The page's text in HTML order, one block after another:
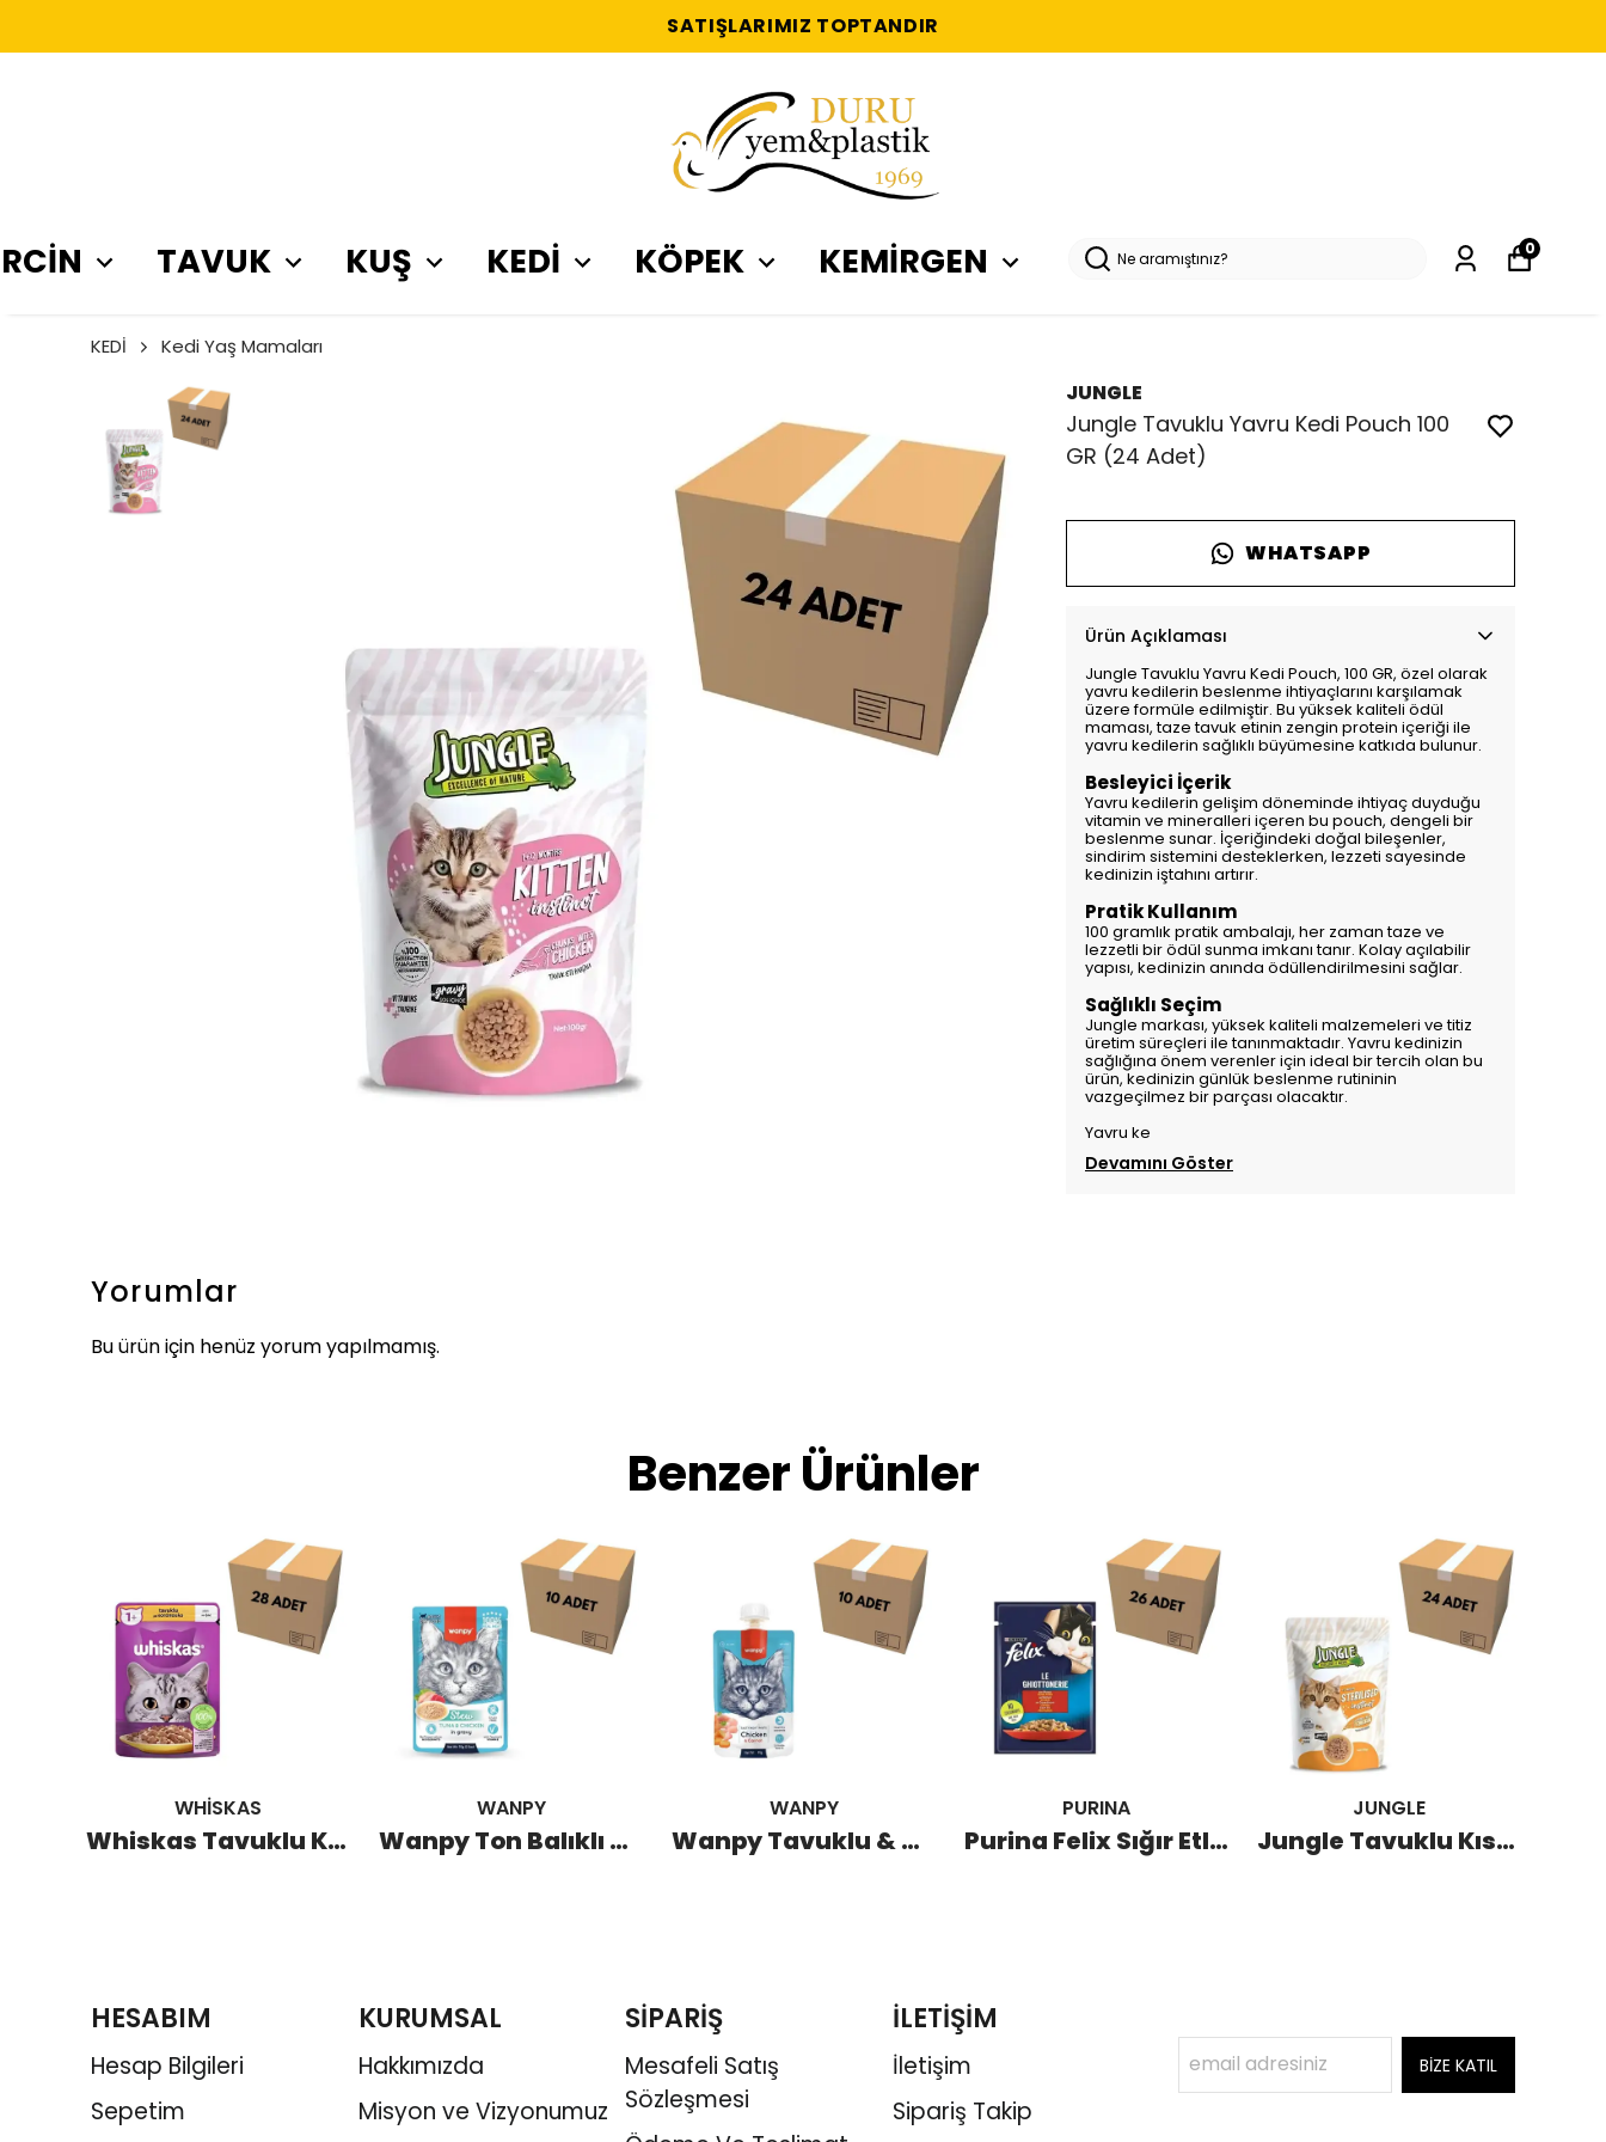
SATIŞLARIMIZ TOPTANDIR
TAVUK KUŞ KEDİ KÖPEK KEMİRGEN 0
KEDİ Kedi Yaş Mamaları
JUNGLE
Jungle Tavuklu Yavru Kedi Pouch 100
GR (24 Adet)
WHATSAPP
Ürün Açıklaması
Jungle Tavuklu Yavru Kedi Pouch, 100 GR, özel olarak
yavru kedilerin beslenme ihtiyaçlarını karşılamak
üzere formüle edilmiştir. Bu yüksek kaliteli ödül
maması, taze tavuk etinin zengin protein içeriği ile
yavru kedilerin sağlıklı büyümesine katkıda bulunur.
Besleyici İçerik
Yavru kedilerin gelişim döneminde ihtiyaç duyduğu
vitamin ve mineralleri içeren bu pouch, dengeli bir
beslenme sunar. İçeriğindeki doğal bileşenler,
sindirim sistemini desteklerken, lezzeti sayesinde
kedinizin iştahını artırır.
Pratik Kullanım
100 gramlık pratik ambalajı, her zaman taze ve
lezzetli bir ödül sunma imkanı tanır. Kolay açılabilir
yapısı, kedinizin anında ödüllendirilmesini sağlar.
Sağlıklı Seçim
Jungle markası, yüksek kaliteli malzemeleri ve titiz
üretim süreçleri ile tanınmaktadır. Yavru kedinizin
sağlığına önem verenler için ideal bir tercih olan bu
ürün, kedinizin günlük beslenme rutininin
vazgeçilmez bir parçası olacaktır.
Yavru ke
Devamını Göster
Yorumlar
Bu ürün için henüz yorum yapılmamış.
Benzer Ürünler
WHİSKAS
Whiskas Tavuklu Kedi Pouch 85 GR (28 Adet)
WANPY
Wanpy Ton Balıklı & Tavuklu Kedi Pouch 70 GR (10 Adet)
WANPY
Wanpy Tavuklu & Havuçlu Kedi Et Ezmesi 90 GR (10 Adet)
PURINA
Purina Felix Sığır Etli Kedi Pouch 85 GR (26 Adet)
JUNGLE
Jungle Tavuklu Kısır Kedi Pouch 100 GR (24 Adet)
HESABIM
Hesap Bilgileri
Sepetim
KURUMSAL
Hakkımızda
Misyon ve Vizyonumuz
SİPARİŞ
Mesafeli Satış
Sözleşmesi
İLETİŞİM
İletişim
Sipariş Takip
BİZE KATIL